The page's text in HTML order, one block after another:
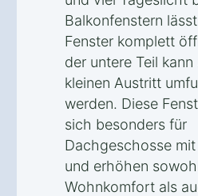
Balkonfenstern
Fenster komplett
der untere Teil kann
kleinen Austritt
werden. Diese
sich besonders für
Dachgeschosse
und erhöhen
Wohnkomfort als